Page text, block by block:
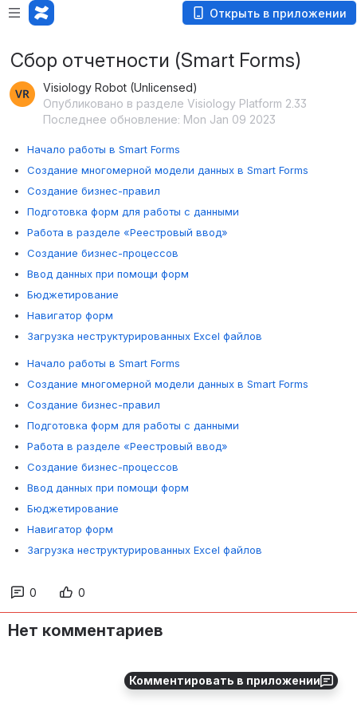
Открыть в приложении
Комментировать в приложении
Сбор отчетности (Smart Forms)
Visiology Robot (Unlicensed)
Опубликовано в разделе Visiology Platform 2.33
Последнее обновление: Mon Jan 09 2023
Начало работы в Smart Forms
Создание многомерной модели данных в Smart Forms
Сoздание бизнес-правил
Подготовка форм для работы с данными
Работа в разделе «Реестровый ввод»
Создание бизнес-процессов
Ввод данных при помощи форм
Бюджетирование
Навигатор форм
Загрузка неструктурированных Excel файлов
Начало работы в Smart Forms
Создание многомерной модели данных в Smart Forms
Сoздание бизнес-правил
Подготовка форм для работы с данными
Работа в разделе «Реестровый ввод»
Создание бизнес-процессов
Ввод данных при помощи форм
Бюджетирование
Навигатор форм
Загрузка неструктурированных Excel файлов
0 0
Нет комментариев